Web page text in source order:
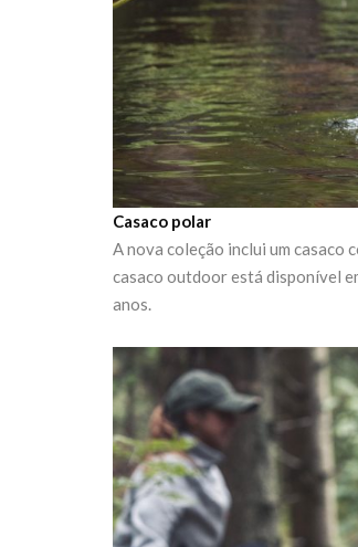
Casaco polar
A nova coleção inclui um
casaco outdoor está disponível
anos.